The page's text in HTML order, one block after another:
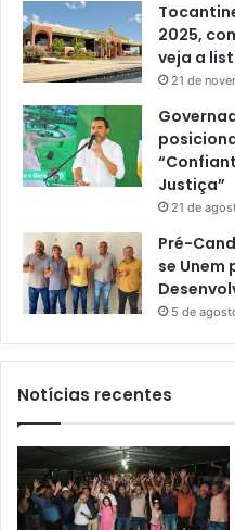
2025,
veja a
21 de
Justiça”
21 de
Pré-
se
5 de
Notícias recentes